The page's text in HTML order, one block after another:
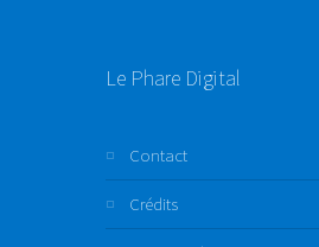
Le Phare Digital
Contact
Crédits